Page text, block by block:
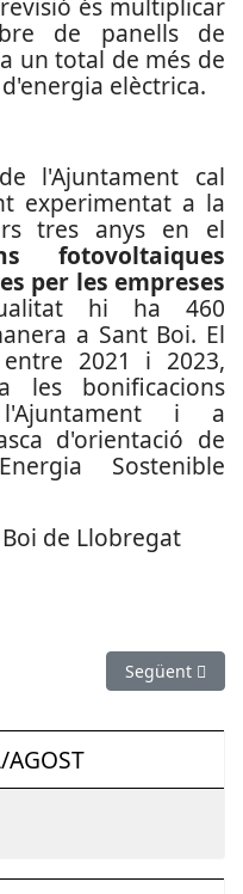
és multiplicar
de panells de
un total de més de
elèctrica.
l'Ajuntament cal
experimentat a la
tres anys en el
fotovoltaiques
per les empreses
hi ha 460
a Sant Boi. El
2021 i 2023,
les bonificacions
i a
d'orientació de
Sostenible
de Llobregat
de l’Hospital Sagrat Cor
Article
Següent
AGOST